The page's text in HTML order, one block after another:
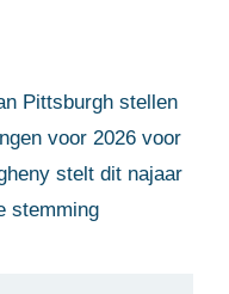
Pittsburgh stellen
voor 2026 voor
stelt dit najaar
stemming